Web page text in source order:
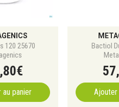
120 25670
,80€
panier
Bactiol
57,
Ajouter